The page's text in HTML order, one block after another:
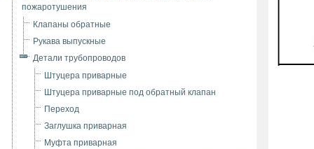
пожаротушения
Клапаны обратные
Рукава выпускные
Детали трубопроводов
Штуцера приварные
Штуцера приварные под обратный клапан
Переход
Заглушка приварная
Муфта приварная